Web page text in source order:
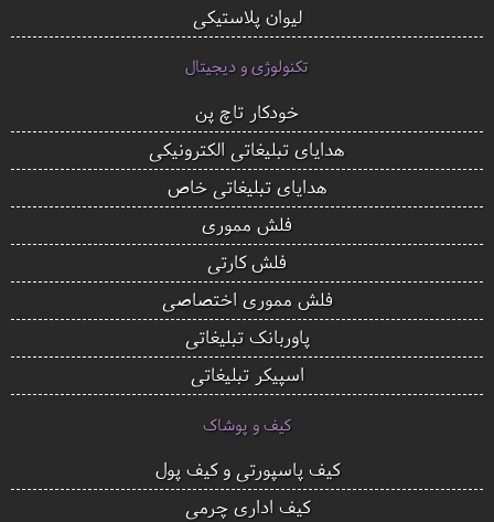
لیوان پلاستیکی
تکنولوژی و دیجیتال
خودکار تاچ پن
هدایای تبلیغاتی الکترونیکی
هدایای تبلیغاتی خاص
فلش مموری
فلش کارتی
فلش مموری اختصاصی
پاوربانک تبلیغاتی
اسپیکر تبلیغاتی
کیف و پوشاک
کیف پاسپورتی و کیف پول
کیف اداری چرمی